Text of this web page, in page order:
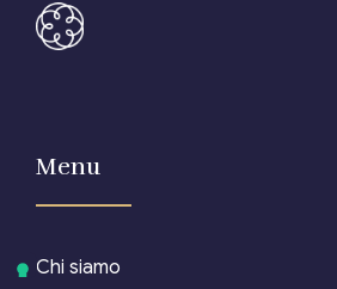
Menu
Chi siamo